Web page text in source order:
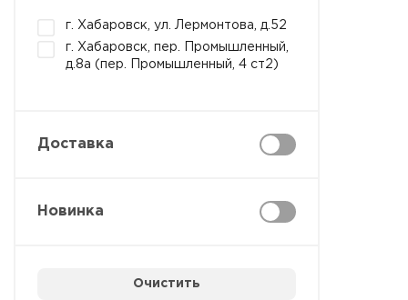
г. Хабаровск, ул. Лермонтова, д.52
г. Хабаровск, пер. Промышленный,
д.8а (пер. Промышленный, 4 ст2)
Доставка
Новинка
Очистить